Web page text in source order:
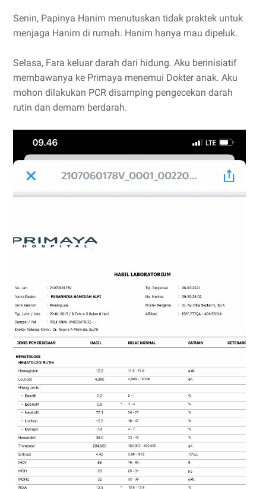
Senin, Papinya Hanim menutuskan tidak praktek untuk
menjaga Hanim di rumah. Hanim hanya mau dipeluk.
Selasa, Fara keluar darah dari hidung. Aku berinisiatif
membawanya ke Primaya menemui Dokter anak. Aku
mohon dilakukan PCR disamping pengecekan darah
rutin dan demam berdarah.